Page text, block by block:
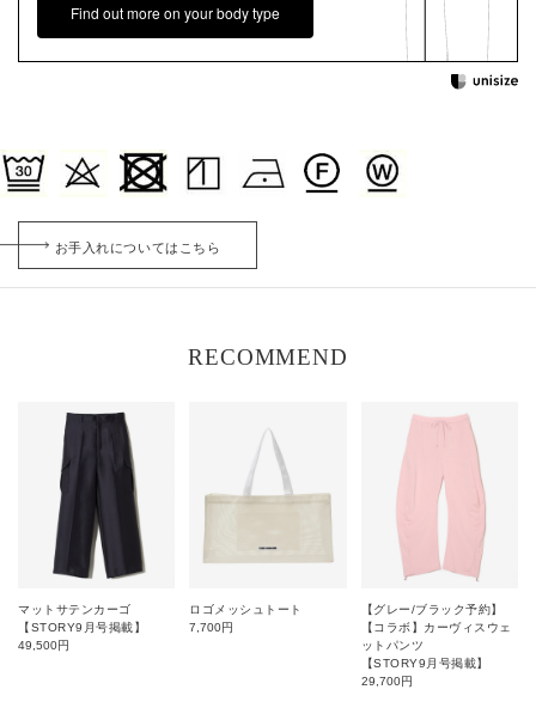
Find out more on your body type
お手入れについてはこちら
RECOMMEND
マットサテンカーゴ
【STORY9月号掲載】
49,500円
ロゴメッシュトート
7,700円
【グレー/ブラック予約】
【コラボ】カーヴィスウェ
ットパンツ
【STORY9月号掲載】
29,700円